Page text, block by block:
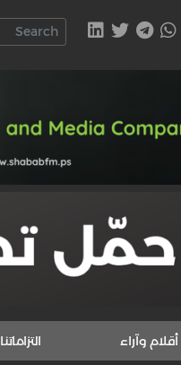
أقلام وآراء التزاماتنا